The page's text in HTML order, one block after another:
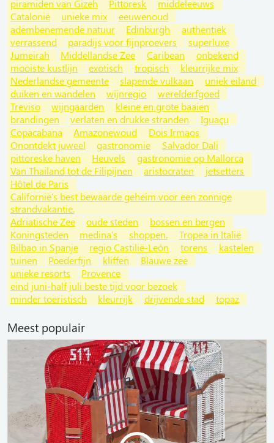
piramiden van Gizeh
Pittoresk
middeleeuws
Catalonië
unieke mix
eeuwenoud
adembenemende natuur
Edinburgh
authentiek
verrassend
paradijs voor fijnproevers
superluxe
Jumeirah
Middellandse Zee Caribean
onbekend
mooiste kustlijn
exotisch tropisch
kleurrijke mix
Nederlandse gemeente
slapende vulkaan
uniek eiland
duiken en wandelen
wijnregio
werelderfgoed
Treviso
wijngaarden
kleine en grote baaien
brandingen
verlaten en drukke stranden
Iguaçu
Copacabana
Amazonewoud
Dois Irmaos
Onontdekt juweel
gastronomie
Salvador Dali
pittoreske haven
Heuvels
gastronomie op Mallorca
Van Thailand tot de Filipijnen
aristocraten
jetsetters
Hôtel de Paris
Californië's best bewaarde geheim voor een zonnige
strandvakantie.
Adriatische Zee
oude steden
bossen en bergen
Koningsteden
medina's shoppen.
Tropea in Italië
Bilbao in Spanje
regio Castilië-León torens
kastelen
tuinen
Poederfijn kliffen
Blauwe zee
unieke resorts
Provence
eind juni-half juli beste tijd voor bezoek
minder toeristisch
kleurrijk drijvende stad topaz
Meest populair